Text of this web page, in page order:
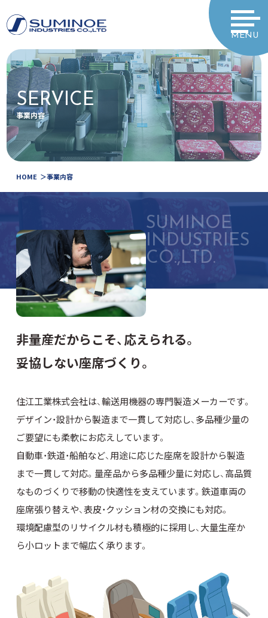
MENU
SERVICE
事業内容
HOME 事業内容
SUMINOE
INDUSTRIES
CO.,LTD.
非量産だからこそ、応えられる。
妥協しない座席づくり。
住江工業株式会社は、輸送用機器の専門製造メーカーです。
デザイン・設計から製造まで一貫して対応し、多品種少量の
ご要望にも柔軟にお応えしています。
自動車・鉄道・船舶など、用途に応じた座席を設計から製造
まで一貫して対応。量産品から多品種少量に対応し、高品質
なものづくりで移動の快適性を支えています。 鉄道車両の
座席張り替えや、表皮・クッション材の交換にも対応。
環境配慮型のリサイクル材も積極的に採用し、大量生産か
ら小ロットまで幅広く承ります。